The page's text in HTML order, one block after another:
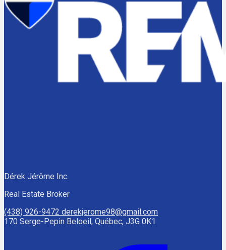
Dérek Jérôme Inc.
Real Estate Broker
(438) 926-9472 derekjerome98@gmail.com
170 Serge-Pepin Beloeil, Québec, J3G 0K1